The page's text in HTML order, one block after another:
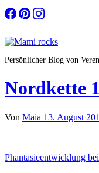
Zum
Inhalt
Persönlicher Blog von
Nordkette
Von Maia 13. August
Phantasieentwicklung